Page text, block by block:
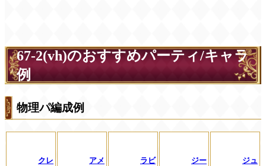
67-2(vh)のおすすめパーティ/キャラ
例
物理パ編成例
クレ
アメ
ラビ
ジー
ジュ